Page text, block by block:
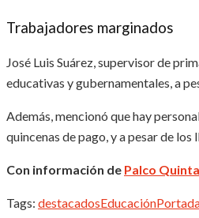
Trabajadores marginados
José Luis Suárez, supervisor de
educativas y gubernamentales, a
Además, mencionó que hay
quincenas de pago, y a pesar de
Con información de Palco
Tags: destacadosEducación